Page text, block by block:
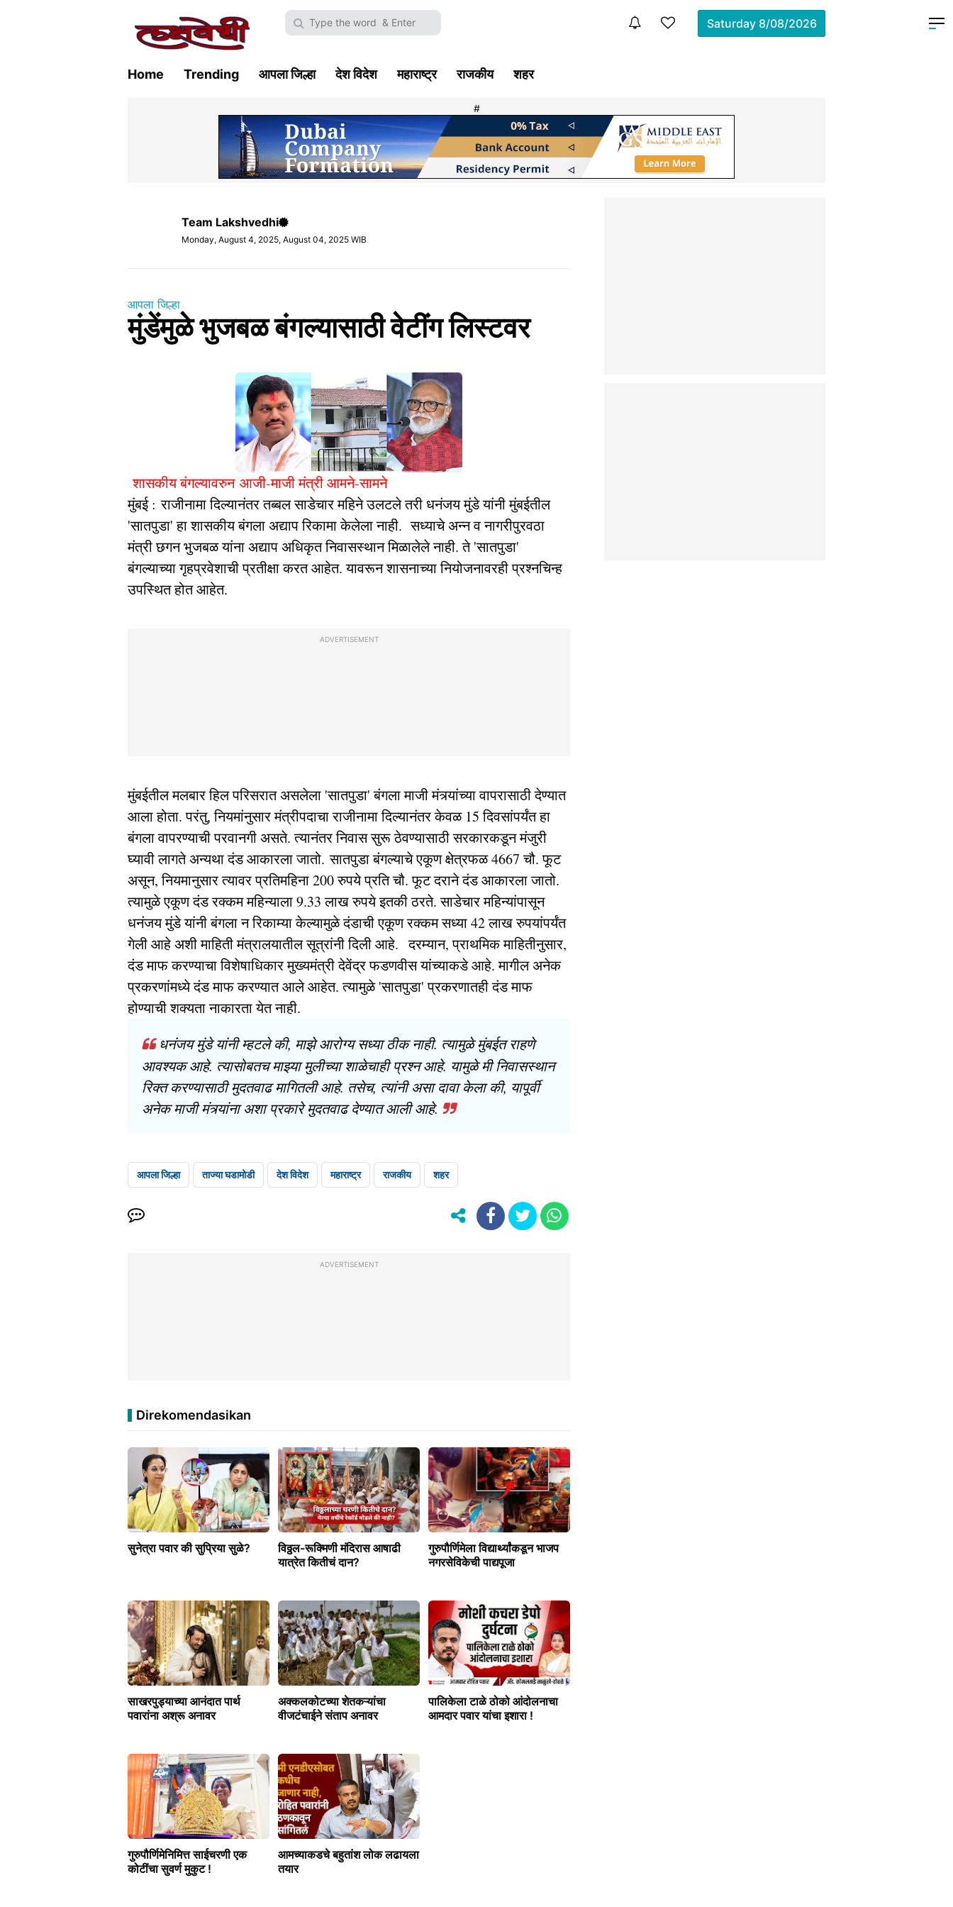
Saturday 8/08/2026
Home Trending आपला जिल्हा देश विदेश महाराष्ट्र राजकीय शहर
#
Team Lakshvedhi
Monday, August 4, 2025, August 04, 2025 WIB
आपला जिल्हा
मुंडेंमुळे भुजबळ बंगल्यासाठी वेटींग लिस्टवर
शासकीय बंगल्यावरुन आजी-माजी मंत्री आमने-सामने
मुंबई : राजीनामा दिल्यानंतर तब्बल साडेचार महिने उलटले तरी धनंजय मुंडे यांनी मुंबईतील
'सातपुडा' हा शासकीय बंगला अद्याप रिकामा केलेला नाही. सध्याचे अन्न व नागरीपुरवठा
मंत्री छगन भुजबळ यांना अद्याप अधिकृत निवासस्थान मिळालेले नाही. ते 'सातपुडा'
बंगल्याच्या गृहप्रवेशाची प्रतीक्षा करत आहेत. यावरून शासनाच्या नियोजनावरही प्रश्नचिन्ह
उपस्थित होत आहेत.
ADVERTISEMENT
मुंबईतील मलबार हिल परिसरात असलेला 'सातपुडा' बंगला माजी मंत्र्यांच्या वापरासाठी देण्यात
आला होता. परंतु, नियमांनुसार मंत्रीपदाचा राजीनामा दिल्यानंतर केवळ 15 दिवसांपर्यंत हा
बंगला वापरण्याची परवानगी असते. त्यानंतर निवास सुरू ठेवण्यासाठी सरकारकडून मंजुरी
घ्यावी लागते अन्यथा दंड आकारला जातो. सातपुडा बंगल्याचे एकूण क्षेत्रफळ 4667 चौ. फूट
असून, नियमानुसार त्यावर प्रतिमहिना 200 रुपये प्रति चौ. फूट दराने दंड आकारला जातो.
त्यामुळे एकूण दंड रक्कम महिन्याला 9.33 लाख रुपये इतकी ठरते. साडेचार महिन्यांपासून
धनंजय मुंडे यांनी बंगला न रिकाम्या केल्यामुळे दंडाची एकूण रक्कम सध्या 42 लाख रुपयांपर्यंत
गेली आहे अशी माहिती मंत्रालयातील सूत्रांनी दिली आहे. दरम्यान, प्राथमिक माहितीनुसार,
दंड माफ करण्याचा विशेषाधिकार मुख्यमंत्री देवेंद्र फडणवीस यांच्याकडे आहे. मागील अनेक
प्रकरणांमध्ये दंड माफ करण्यात आले आहेत. त्यामुळे 'सातपुडा' प्रकरणातही दंड माफ
होण्याची शक्यता नाकारता येत नाही.
धनंजय मुंडे यांनी म्हटले की, माझे आरोग्य सध्या ठीक नाही. त्यामुळे मुंबईत राहणे
आवश्यक आहे. त्यासोबतच माझ्या मुलीच्या शाळेचाही प्रश्न आहे. यामुळे मी निवासस्थान
रिक्त करण्यासाठी मुदतवाढ मागितली आहे. तसेच, त्यांनी असा दावा केला की, यापूर्वी
अनेक माजी मंत्र्यांना अशा प्रकारे मुदतवाढ देण्यात आली आहे.
आपला जिल्हा ताज्या घडामोडी देश विदेश महाराष्ट्र राजकीय शहर
ADVERTISEMENT
Direkomendasikan
सुनेत्रा पवार की सुप्रिया सुळे?
विठ्ठल-रूक्मिणी मंदिरास आषाढी
यात्रेत कितीचं दान?
गुरुपौर्णिमेला विद्यार्थ्यांकडून भाजप
नगरसेविकेची पाद्यपूजा
साखरपुड्याच्या आनंदात पार्थ
पवारांना अश्रू अनावर
अक्कलकोटच्या शेतकऱ्यांचा
वीजटंचाईने संताप अनावर
पालिकेला टाळे ठोको आंदोलनाचा
आमदार पवार यांचा इशारा !
गुरुपौर्णिमेनिमित्त साईचरणी एक
कोटींचा सुवर्ण मुकुट !
आमच्याकडचे बहुतांश लोक लढायला
तयार